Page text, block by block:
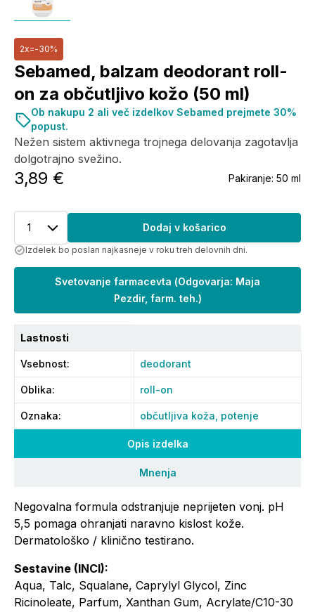
Opis izdelka
Mnenja
Negovalna formula odstranjuje neprijeten vonj. pH
5,5 pomaga ohranjati naravno kislost kože.
Dermatološko / klinično testirano.
Sestavine (INCI):
Aqua, Talc, Squalane, Caprylyl Glycol, Zinc
Ricinoleate, Parfum, Xanthan Gum, Acrylate/C10-30
2x=-30%
Sebamed, balzam deodorant roll-
on za občutljivo kožo (50 ml)
Nežen sistem aktivnega trojnega delovanja zagotavlja
dolgotrajno svežino.
3,89 € Pakiranje: 50 ml
Ob nakupu 2 ali več izdelkov Sebamed prejmete 30%
popust.
1 Dodaj v košarico
Izdelek bo poslan najkasneje v roku treh delovnih dni.
Svetovanje farmacevta (Odgovarja: Maja
Pezdir, farm. teh.)
Lastnosti
Vsebnost: deodorant
Oblika: roll-on
Oznaka: občutljiva koža, potenje